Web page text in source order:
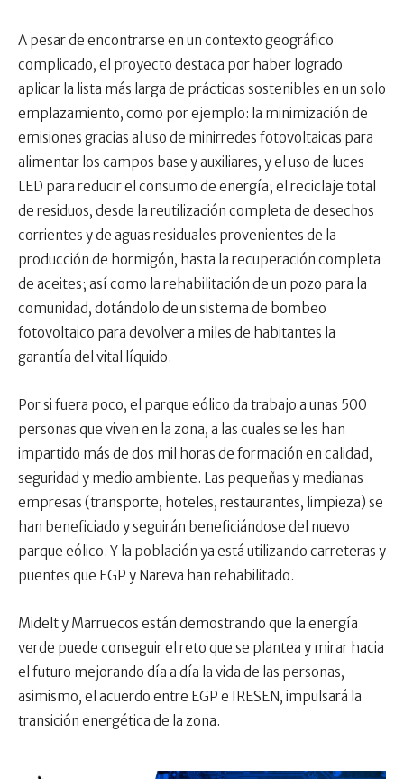
A pesar de encontrarse en un contexto geográfico
complicado, el proyecto destaca por haber logrado
aplicar la lista más larga de prácticas sostenibles en un solo
emplazamiento, como por ejemplo: la minimización de
emisiones gracias al uso de minirredes fotovoltaicas para
alimentar los campos base y auxiliares, y el uso de luces
LED para reducir el consumo de energía; el reciclaje total
de residuos, desde la reutilización completa de desechos
corrientes y de aguas residuales provenientes de la
producción de hormigón, hasta la recuperación completa
de aceites; así como la rehabilitación de un pozo para la
comunidad, dotándolo de un sistema de bombeo
fotovoltaico para devolver a miles de habitantes la
garantía del vital líquido.
Por si fuera poco, el parque eólico da trabajo a unas 500
personas que viven en la zona, a las cuales se les han
impartido más de dos mil horas de formación en calidad,
seguridad y medio ambiente. Las pequeñas y medianas
empresas (transporte, hoteles, restaurantes, limpieza) se
han beneficiado y seguirán beneficiándose del nuevo
parque eólico. Y la población ya está utilizando carreteras y
puentes que EGP y Nareva han rehabilitado.
Midelt y Marruecos están demostrando que la energía
verde puede conseguir el reto que se plantea y mirar hacia
el futuro mejorando día a día la vida de las personas,
asimismo, el acuerdo entre EGP e IRESEN, impulsará la
transición energética de la zona.